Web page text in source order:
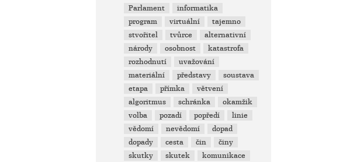
Parlament
informatika
program
virtuální
tajemno
stvořitel
tvůrce
alternativní
národy
osobnost
katastrofa
rozhodnutí
uvažování
materiální
představy
soustava
etapa
přímka
větvení
algoritmus
schránka
okamžik
volba
pozadí popředí
linie
vědomí
nevědomí
dopad
dopady
cesta čin
činy
skutky
skutek
komunikace